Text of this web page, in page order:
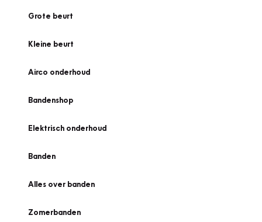
Grote beurt
Kleine beurt
Airco onderhoud
Bandenshop
Elektrisch onderhoud
Banden
Alles over banden
Zomerbanden